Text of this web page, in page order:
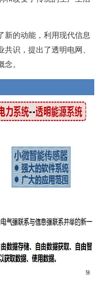
的动能，利用现代信息
识，提出了透明电网、
。